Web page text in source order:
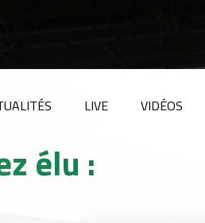
LIVE VIDÉOS
élu :